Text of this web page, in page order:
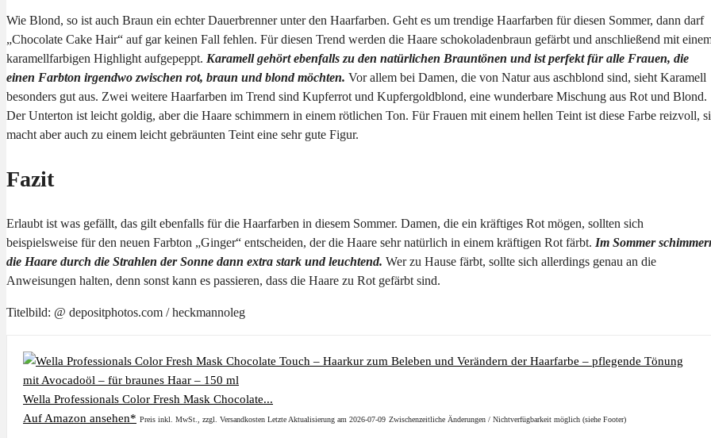
Wie Blond, so ist auch Braun ein echter Dauerbrenner unter den Haarfarben. Geht es um trendige Haarfarben für diesen Sommer, dann darf
„Chocolate Cake Hair“ auf gar keinen Fall fehlen. Für diesen Trend werden die Haare schokoladenbraun gefärbt und anschließend mit
karamellfarbigen Highlight aufgepeppt. Karamell gehört ebenfalls zu den natürlichen Brauntönen und ist perfekt für alle Frauen, die
einen Farbton irgendwo zwischen rot, braun und blond möchten. Vor allem bei Damen, die von Natur aus aschblond sind, sieht Karamell
besonders gut aus. Zwei weitere Haarfarben im Trend sind Kupferrot und Kupfergoldblond, eine wunderbare Mischung aus Rot und Blond.
Der Unterton ist leicht goldig, aber die Haare schimmern in einem rötlichen Ton. Für Frauen mit einem hellen Teint ist diese Farbe reizvoll,
macht aber auch zu einem leicht gebräunten Teint eine sehr gute Figur.
Fazit
Erlaubt ist was gefällt, das gilt ebenfalls für die Haarfarben in diesem Sommer. Damen, die ein kräftiges Rot mögen, sollten sich
beispielsweise für den neuen Farbton „Ginger“ entscheiden, der die Haare sehr natürlich in einem kräftigen Rot färbt. Im Sommer
die Haare durch die Strahlen der Sonne dann extra stark und leuchtend. Wer zu Hause färbt, sollte sich allerdings genau an die
Anweisungen halten, denn sonst kann es passieren, dass die Haare zu Rot gefärbt sind.
Titelbild: @ depositphotos.com / heckmannoleg
Wella Professionals Color Fresh Mask Chocolate...
Auf Amazon ansehen* Preis inkl. MwSt., zzgl. Versandkosten Letzte Aktualisierung am 2026-07-09 Zwischenzeitliche Änderungen / Nichtverfügbarkeit möglich (siehe Footer)